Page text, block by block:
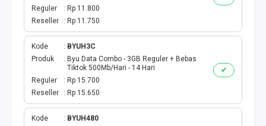
Reguler
Rp 11.800
Reseller
Rp 11.750
✔
Kode
BYUH3C
Produk
Byu Data Combo - 3GB Reguler + Bebas
Tiktok 500Mb/Hari - 14 Hari
Reguler
Rp 15.700
Reseller
Rp 15.650
Kode
BYUH480